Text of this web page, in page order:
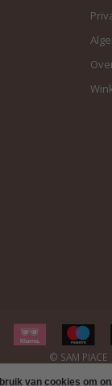
van cookies om